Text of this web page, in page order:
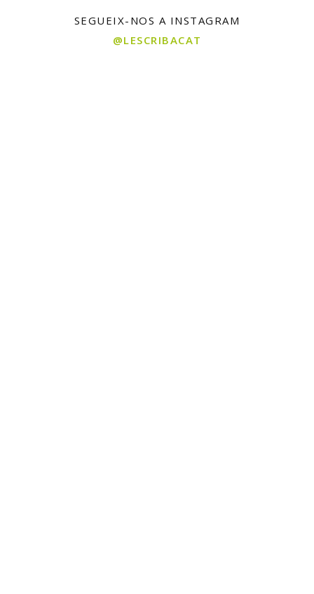
SEGUEIX-NOS A INSTAGRAM
@LESCRIBACAT